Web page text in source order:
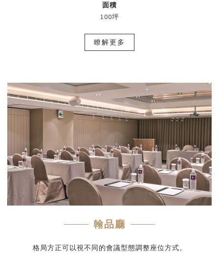
面積
100坪
瞭解更多
翰品廳
格局方正可以視不同的會議型態調整座位方式。